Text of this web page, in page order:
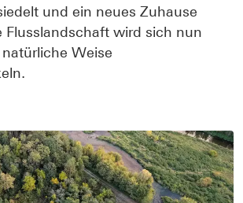
und ein neues Zuhause
Flusslandschaft wird sich nun
Weise